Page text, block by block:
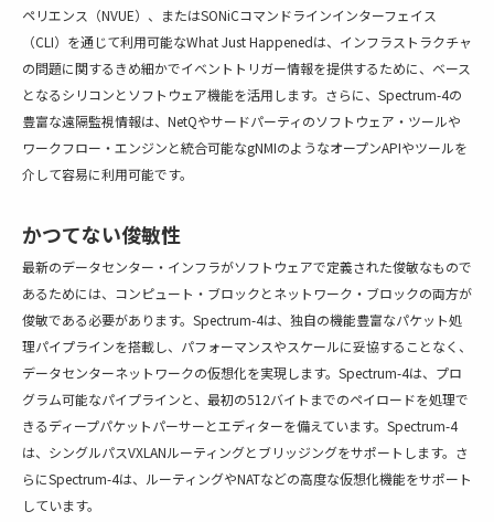
ペリエンス（NVUE）、またはSONiCコマンドラインインターフェイス
（CLI）を通じて利用可能なWhat Just Happenedは、インフラストラクチャ
の問題に関するきめ細かでイベントトリガー情報を提供するために、ベース
となるシリコンとソフトウェア機能を活用します。さらに、Spectrum-4の
豊富な遠隔監視情報は、NetQやサードパーティのソフトウェア・ツールや
ワークフロー・エンジンと統合可能なgNMIのようなオープンAPIやツールを
介して容易に利用可能です。
かつてない俊敏性
最新のデータセンター・インフラがソフトウェアで定義された俊敏なもので
あるためには、コンピュート・ブロックとネットワーク・ブロックの両方が
俊敏である必要があります。Spectrum-4は、独自の機能豊富なパケット処
理パイプラインを搭載し、パフォーマンスやスケールに妥協することなく、
データセンターネットワークの仮想化を実現します。Spectrum-4は、プロ
グラム可能なパイプラインと、最初の512バイトまでのペイロードを処理で
きるディープパケットパーサーとエディターを備えています。Spectrum-4
は、シングルパスVXLANルーティングとブリッジングをサポートします。さ
らにSpectrum-4は、ルーティングやNATなどの高度な仮想化機能をサポート
しています。